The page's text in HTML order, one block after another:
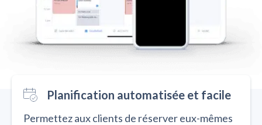
Planification automatisée et facile
Permettez aux clients de réserver eux-mêmes